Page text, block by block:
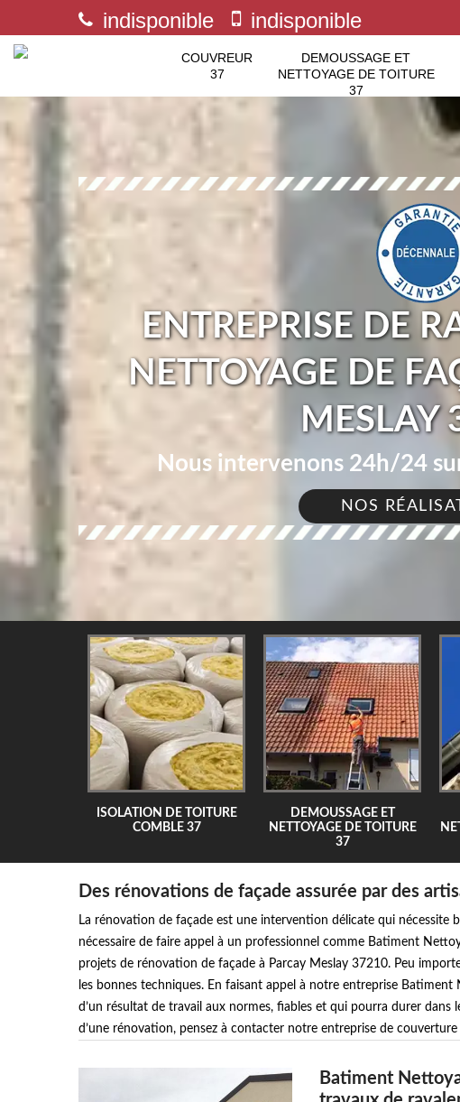
indisponible indisponible
COUVREUR
37
DEMOUSSAGE ET
NETTOYAGE DE TOITURE
37
ENTREPRISE DE
NETTOYAGE DE
MESLAY
Nous intervenons 24h/24
NOS
ISOLATION DE TOITURE
COMBLE 37
DEMOUSSAGE ET
NETTOYAGE DE TOITURE
37
Des rénovations de façade assurée par des
La rénovation de façade est une intervention délicate qui nécessite
nécessaire de faire appel à un professionnel comme Batiment
projets de rénovation de façade à Parcay Meslay 37210. Peu
les bonnes techniques. En faisant appel à notre entreprise
d’un résultat de travail aux normes, fiables et qui pourra durer dans
d’une rénovation, pensez à contacter notre entreprise de
Batiment